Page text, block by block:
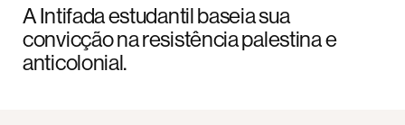
A Intifada estudantil baseia sua
convicção na resistência palestina e
anticolonial.